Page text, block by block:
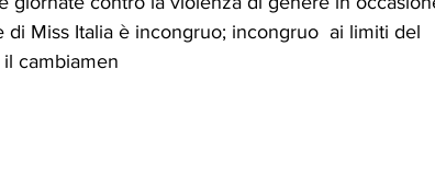
Miss Italia è incongruo; incongruo  ai limiti del
cambiamen